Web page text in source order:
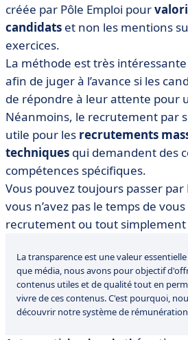
créée par Pôle Emploi pour
candidats et non les mentions
exercices.
La méthode est très
afin de juger à l’avance si les
de répondre à leur attente pour
Néanmoins, le recrutement par
utile pour les recrutements
techniques qui demandent des
compétences spécifiques.
Vous pouvez toujours passer par
vous n’avez pas le temps de
recrutement ou tout simplement
La transparence est une valeur
que média, nous avons pour objectif
contenus utiles et de qualité tout en
vivre de ces contenus. C'est pourquoi,
découvrir notre système de